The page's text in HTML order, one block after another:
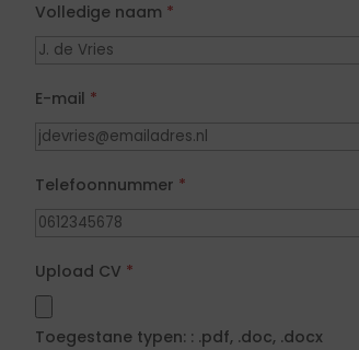
Volledige naam *
E-mail *
Telefoonnummer *
Upload CV *
Toegestane typen: : .pdf, .doc, .docx